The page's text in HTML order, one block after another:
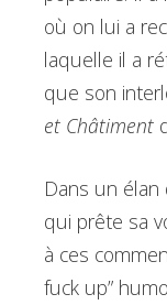
où on lui a
laquelle il a
que son
et Châtiment
Dans un élan
qui prête sa
à ces
fuck up”